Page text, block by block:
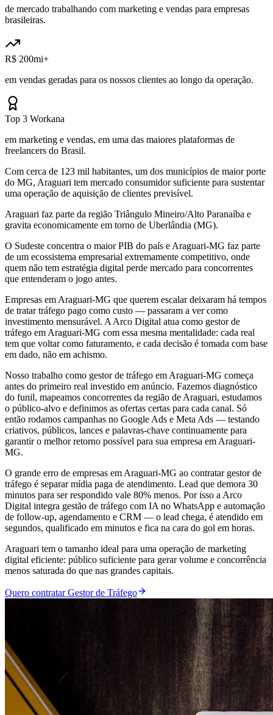
de mercado trabalhando com marketing e vendas para empresas
brasileiras.
R$ 200mi+
em vendas geradas para os nossos clientes ao longo da operação.
Top 3 Workana
em marketing e vendas, em uma das maiores plataformas de
freelancers do Brasil.
Com cerca de 123 mil habitantes, um dos municípios de maior porte
do MG, Araguari tem mercado consumidor suficiente para sustentar
uma operação de aquisição de clientes previsível.
Araguari faz parte da região Triângulo Mineiro/Alto Paranaíba e
gravita economicamente em torno de Uberlândia (MG).
O Sudeste concentra o maior PIB do país e Araguari-MG faz parte
de um ecossistema empresarial extremamente competitivo, onde
quem não tem estratégia digital perde mercado para concorrentes
que entenderam o jogo antes.
Empresas em Araguari-MG que querem escalar deixaram há tempos
de tratar tráfego pago como custo — passaram a ver como
investimento mensurável. A Arco Digital atua como gestor de
tráfego em Araguari-MG com essa mesma mentalidade: cada real
tem que voltar como faturamento, e cada decisão é tomada com base
em dado, não em achismo.
Nosso trabalho como gestor de tráfego em Araguari-MG começa
antes do primeiro real investido em anúncio. Fazemos diagnóstico
do funil, mapeamos concorrentes da região de Araguari, estudamos
o público-alvo e definimos as ofertas certas para cada canal. Só
então rodamos campanhas no Google Ads e Meta Ads — testando
criativos, públicos, lances e palavras-chave continuamente para
garantir o melhor retorno possível para sua empresa em Araguari-
MG.
O grande erro de empresas em Araguari-MG ao contratar gestor de
tráfego é separar mídia paga de atendimento. Lead que demora 30
minutos para ser respondido vale 80% menos. Por isso a Arco
Digital integra gestão de tráfego com IA no WhatsApp e automação
de follow-up, agendamento e CRM — o lead chega, é atendido em
segundos, qualificado em minutos e fica na cara do gol em horas.
Araguari tem o tamanho ideal para uma operação de marketing
digital eficiente: público suficiente para gerar volume e concorrência
menos saturada do que nas grandes capitais.
Quero contratar Gestor de Tráfego